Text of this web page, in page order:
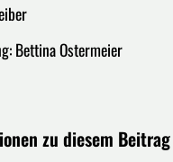
Bettina Ostermeier
zu diesem Beitrag